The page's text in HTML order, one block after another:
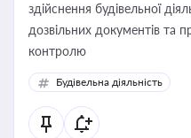
здійснення будівельної
дозвільних документів та
контролю
Будівельна діяльність